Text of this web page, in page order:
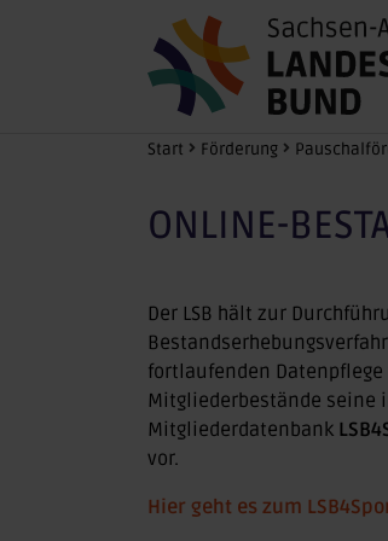
Zum Hauptinhalt springen
Sie sind hier:
Start Förderung
ONLINE-
Der LSB hält zur
fortlaufenden
Mitgliederbestände seine
Mitgliederdatenbank
vor.
Hier geht es zum